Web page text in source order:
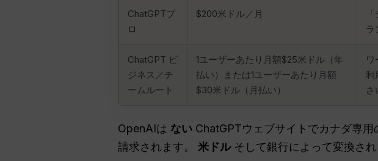
ChatGPTプ
ロ
$200米ドル／月
ChatGPT ビ
ジネス／チ
ームルート
1ユーザーあたり月額$25米ドル（年
払い）または1ユーザーあたり月額
$30米ドル（月払い）
利
さ
OpenAIは ない ChatGPTウェブサイトでカナダ専
請求されます。 米ドルそして銀行によって変換され